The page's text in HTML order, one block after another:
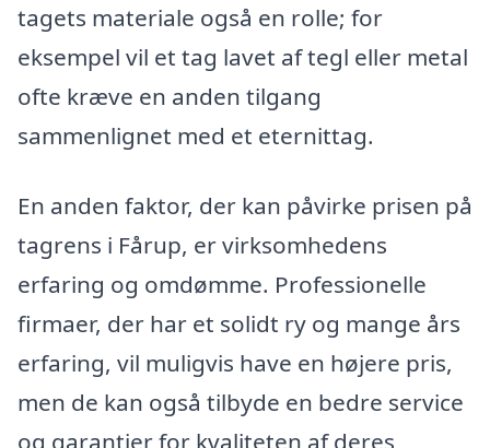
tagets materiale også en rolle; for
eksempel vil et tag lavet af tegl eller metal
ofte kræve en anden tilgang
sammenlignet med et eternittag.
En anden faktor, der kan påvirke prisen på
tagrens i Fårup, er virksomhedens
erfaring og omdømme. Professionelle
firmaer, der har et solidt ry og mange års
erfaring, vil muligvis have en højere pris,
men de kan også tilbyde en bedre service
og garantier for kvaliteten af deres